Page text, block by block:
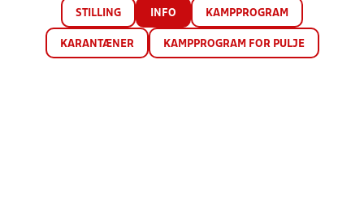
STILLING INFO KAMPPROGRAM
KARANTÆNER KAMPPROGRAM FOR PULJE